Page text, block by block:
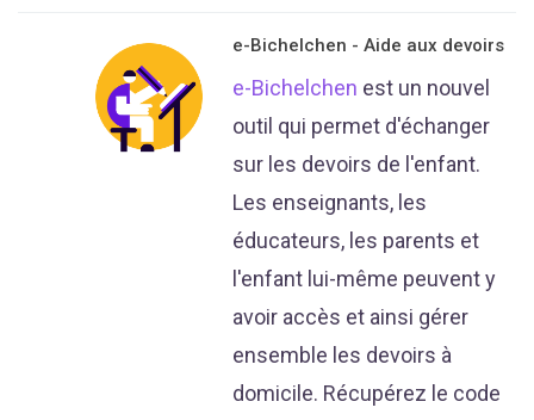
e-Bichelchen - Aide aux devoirs
e-Bichelchen est un nouvel
outil qui permet d'échanger
sur les devoirs de l'enfant.
Les enseignants, les
éducateurs, les parents et
l'enfant lui-même peuvent y
avoir accès et ainsi gérer
ensemble les devoirs à
domicile. Récupérez le code